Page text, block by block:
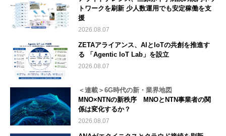
トワークを刷新 少人数運用でも安定稼働を支
援
2026.08.07
ZETAアライアンス、AIとIoTの共創を推進す
る 「Agentic IoT Lab」を設立
2026.08.07
＜連載＞6G時代の新・業界地図
MNO×NTNの新秩序 MNOとNTN事業者の関
係は変化するか？
2026.08.07